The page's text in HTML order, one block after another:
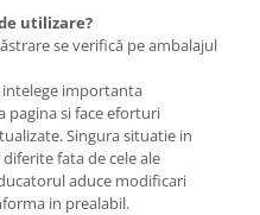
utilizare?
se verifică pe ambalajul
intelege importanta
pagina si face eforturi
Singura situatie in
fata de cele ale
aduce modificari
in prealabil.